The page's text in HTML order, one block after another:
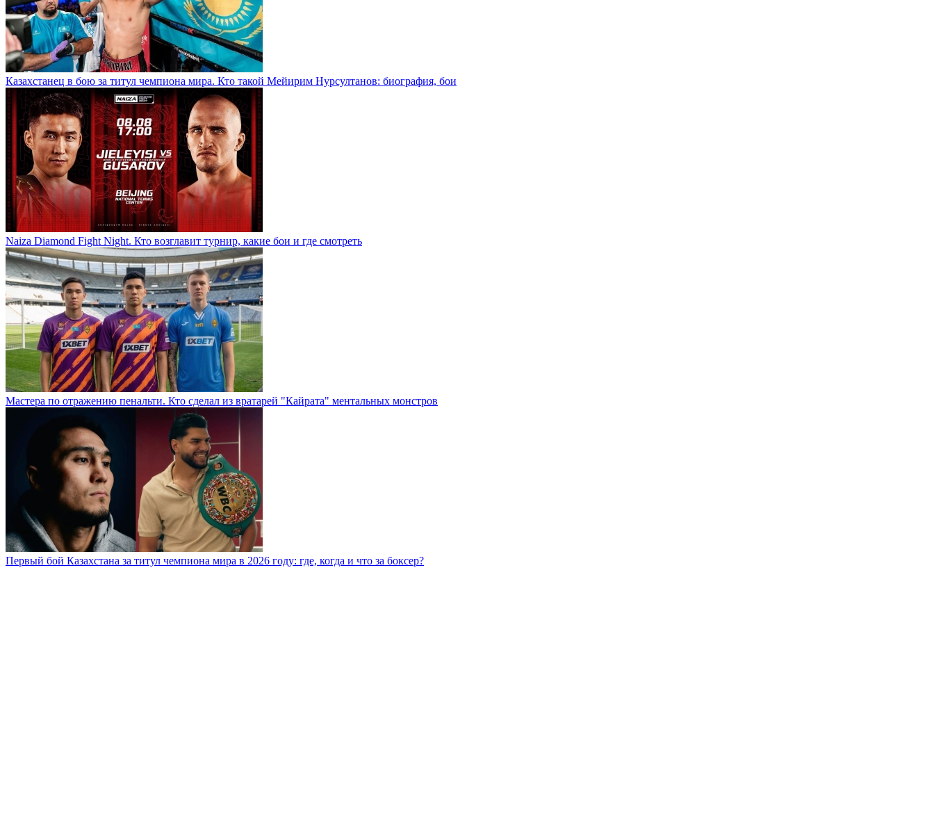
Казахстанец в бою за титул чемпиона мира. Кто такой Мейирим Нурсултанов: биография, бои
Naiza Diamond Fight Night. Кто возглавит турнир, какие бои и где смотреть
Мастера по отражению пенальти. Кто сделал из вратарей "Кайрата" ментальных монстров
Первый бой Казахстана за титул чемпиона мира в 2026 году: где, когда и что за боксер?